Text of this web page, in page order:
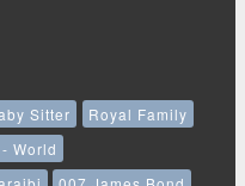
Sitter
Royal Family
World